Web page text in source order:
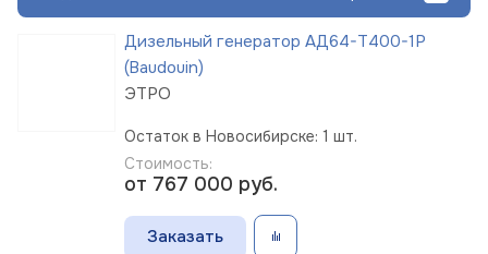
Дизельный генератор АД64-Т400-1Р
(Baudouin)
ЭТРО
Остаток в Новосибирске: 1 шт.
Стоимость:
от 767 000 руб.
Заказать